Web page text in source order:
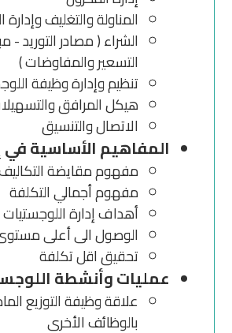
المناولة والتغليف وإدارة
الشراء ( مصادر التوريد -
التسعير والمفاوضات )
تنظيم وإدارة وظيفة
هيكل المرافق
الاتصال والتنسيق
المفاهيم الأساسية في
مفهوم مقايضة
مفهوم أجمالي التكلفة
أهداف إدارة اللوجستيات
الوصول الى أعلى
تحقيق اقل تكلفة
عمليات وأنشطة
علاقة وظيفة التوزيع
بالوظائف الأخرى